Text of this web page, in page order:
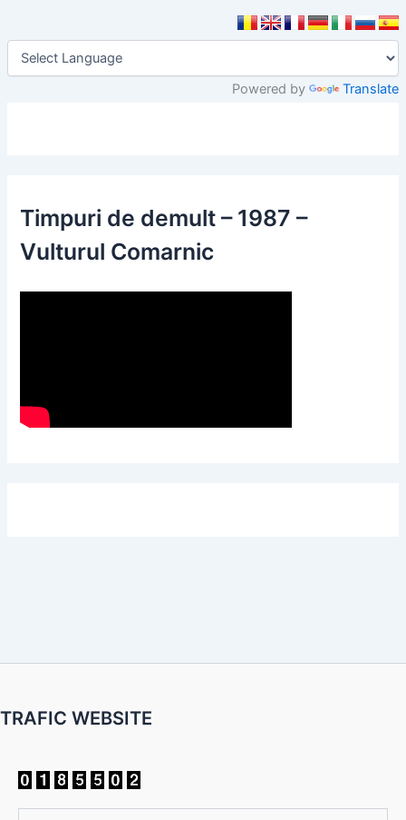
Powered by Translate
Timpuri de demult – 1987 –
Vulturul Comarnic
TRAFIC WEBSITE